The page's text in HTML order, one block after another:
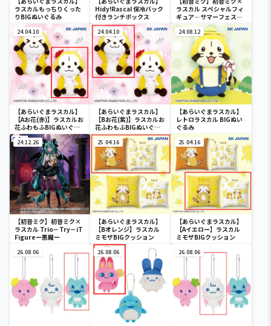
ラスカルもっちりくった
りBIGぬいぐるみ
Hidy!Rascal 保冷バック
付きランチボックス
ラスカル スペシャルフィ
ギュア―サマーフェス―
24.04.10
【あらいぐまラスカル】
【Aお花(赤)】ラスカルお
花ふわもふBIGぬいぐる
み
24.04.10
【あらいぐまラスカル】
【Bお花(紫)】ラスカルお
花ふわもふBIGぬいぐる
み
24.08.12
【あらいぐまラスカル】
レトロラスカル BIGぬい
ぐるみ
24.12.26
【初音ミク】初音ミク×
ラスカル Trio－Try－iT
Figureー悪魔ー
25.04.16
【あらいぐまラスカル】
【Bオレンジ】ラスカル
ミモザBIGクッション
25.04.16
【あらいぐまラスカル】
【Aイエロー】ラスカル
ミモザBIGクッション
26.08.06 26.08.06 26.08.06